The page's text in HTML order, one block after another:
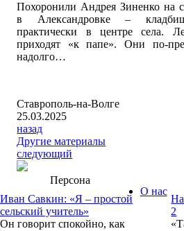
Похоронили Андрея Зиненко на
в Александровке –
практически в центре села.
приходят «к папе». Они по-
надолго…
Ставрополь-на-Волге
25.03.2025
назад
Другие материалы
следующий
Персона
Иван Савкин: «Я – простой
сельский учитель»
Он говорит спокойно, как
2
О нас